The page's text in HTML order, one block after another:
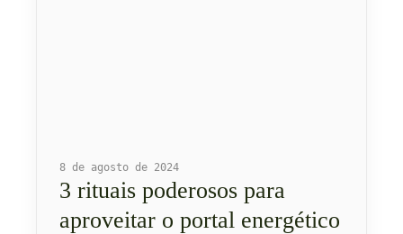
8 de agosto de 2024
3 rituais poderosos para
aproveitar o portal energético